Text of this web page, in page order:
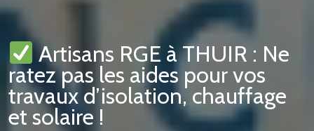
Artisans RGE à THUIR : Ne
ratez pas les aides pour vos
travaux d’isolation, chauffage
et solaire !